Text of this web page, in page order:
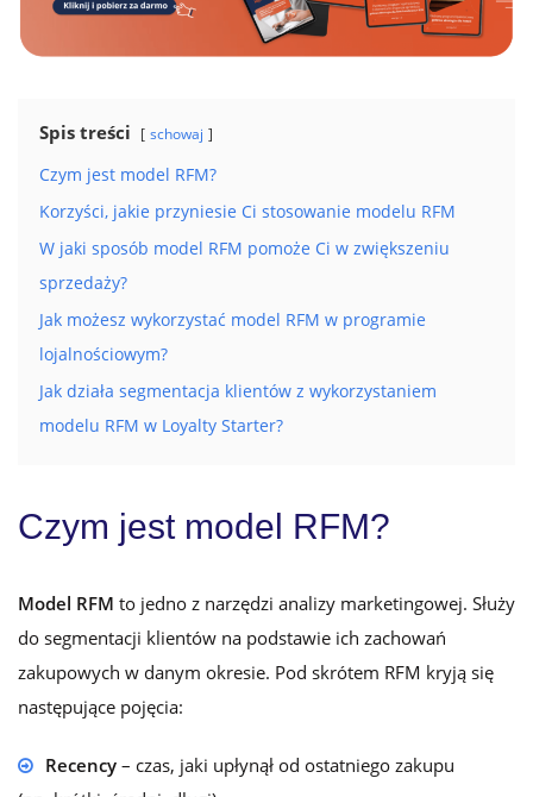
Spis treści schowaj
Czym jest model RFM?
Korzyści, jakie przyniesie Ci stosowanie modelu RFM
W jaki sposób model RFM pomoże Ci w zwiększeniu
sprzedaży?
Jak możesz wykorzystać model RFM w programie
lojalnościowym?
Jak działa segmentacja klientów z wykorzystaniem
modelu RFM w Loyalty Starter?
Czym jest model RFM?
Model RFM to jedno z narzędzi analizy marketingowej. Służy
do segmentacji klientów na podstawie ich zachowań
zakupowych w danym okresie. Pod skrótem RFM kryją się
następujące pojęcia:
Recency – czas, jaki upłynął od ostatniego zakupu